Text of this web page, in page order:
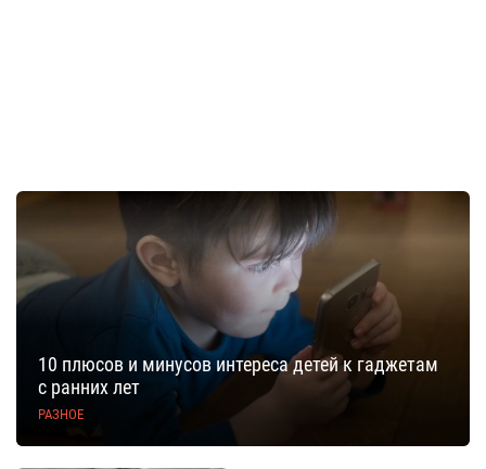
10 плюсов и минусов интереса детей к гаджетам
с ранних лет
РАЗНОЕ